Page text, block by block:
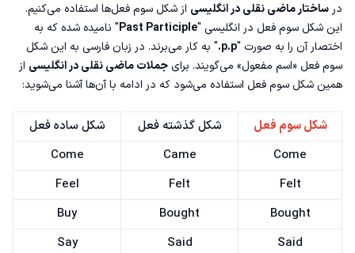
در ساختار ماضی نقلی در انگلیسی از شکل سوم فعل‌ها استفاده می‌کنیم.
این شکل سوم فعل در انگلیسی "Past Participle" نامیده شده که به
اختصار آن را به صورت "p.p. " به کار می‌برند. در زبان فارسی به این شکل
سوم فعل «اسم مفعول» می‌گویند. برایجملات ماضی نقلی در انگلیسی از
همین شکل سوم فعل استفاده می‌شود که در ادامه با آن‌ها آشنا می‌شوید:
شکل سوم فعل شکل گذشته فعل
شکل ساده فعل
Come
Came
Come
Felt
Felt
Feel
Bought
Bought
Buy
Said
Said
Say